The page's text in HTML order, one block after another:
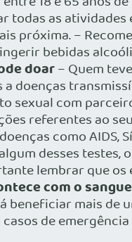
as
próxima. –
bebidas
doar– Quem
doenças
sexual com
referentes ao
como AIDS,
desses
lembrar que
com o
beneficiar mais
de